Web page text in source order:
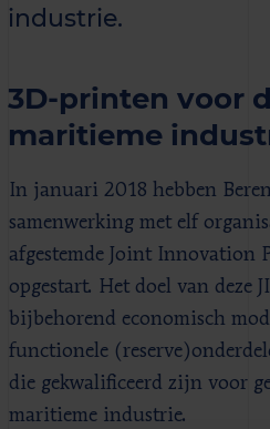
industrie.
3D-printen voor
maritieme
In januari 2018 hebben
samenwerking met elf
afgestemde Joint Innovation
opgestart. Het doel van deze
bijbehorend economisch
functionele
die gekwalificeerd zijn voor
maritieme industrie.